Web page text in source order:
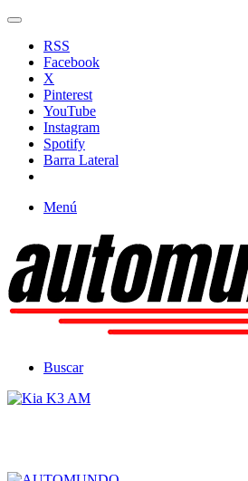
RSS
Facebook
X
Pinterest
YouTube
Instagram
Spotify
Barra Lateral
Menú
Buscar